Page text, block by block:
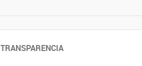
TRANSPARENCIA